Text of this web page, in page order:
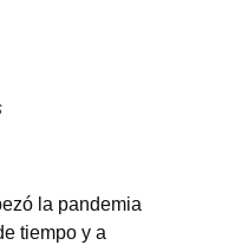
la pandemia
tiempo y a